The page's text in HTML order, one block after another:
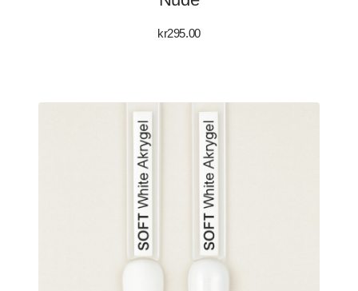
kr295.00